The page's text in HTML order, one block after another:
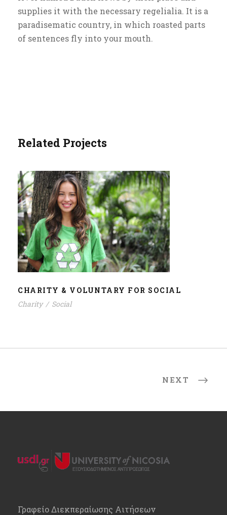
supplies it with the necessary regelialia. It is a
paradisematic country, in which roasted parts
of sentences fly into your mouth.
Related Projects
CHARITY & VOLUNTARY FOR
SOCIAL
CHARITY & VOLUNTARY FOR SOCIAL
Charity / Social
NEXT
Γραφείο Διεκπεραίωσης Αιτήσεων